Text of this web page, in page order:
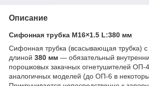
Описание
Сифонная трубка M16×1.5 L:380 мм
Сифонная трубка (всасывающая трубка) с
длиной 380 мм — обязательный
порошковых закачных огнетушителей
аналогичных моделей (до ОП-6 в